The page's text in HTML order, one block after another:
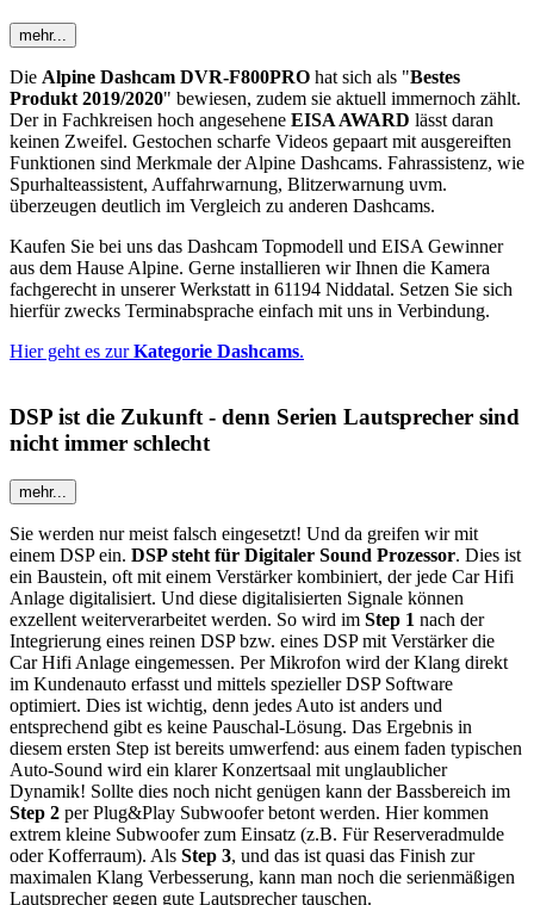
mehr...
Die Alpine Dashcam DVR-F800PRO hat sich als "Bestes
Produkt 2019/2020" bewiesen, zudem sie aktuell immernoch zählt.
Der in Fachkreisen hoch angesehene EISA AWARD lässt daran
keinen Zweifel. Gestochen scharfe Videos gepaart mit ausgereiften
Funktionen sind Merkmale der Alpine Dashcams. Fahrassistenz, wie
Spurhalteassistent, Auffahrwarnung, Blitzerwarnung uvm.
überzeugen deutlich im Vergleich zu anderen Dashcams.
Kaufen Sie bei uns das Dashcam Topmodell und EISA Gewinner
aus dem Hause Alpine. Gerne installieren wir Ihnen die Kamera
fachgerecht in unserer Werkstatt in 61194 Niddatal. Setzen Sie sich
hierfür zwecks Terminabsprache einfach mit uns in Verbindung.
Hier geht es zurKategorie Dashcams.
DSP ist die Zukunft - denn Serien Lautsprecher sind
nicht immer schlecht
mehr...
Sie werden nur meist falsch eingesetzt! Und da greifen wir mit
einem DSP ein. DSP steht für Digitaler Sound Prozessor. Dies ist
ein Baustein, oft mit einem Verstärker kombiniert, der jede Car Hifi
Anlage digitalisiert. Und diese digitalisierten Signale können
exzellent weiterverarbeitet werden. So wird im Step 1 nach der
Integrierung eines reinen DSP bzw. eines DSP mit Verstärker die
Car Hifi Anlage eingemessen. Per Mikrofon wird der Klang direkt
im Kundenauto erfasst und mittels spezieller DSP Software
optimiert. Dies ist wichtig, denn jedes Auto ist anders und
entsprechend gibt es keine Pauschal-Lösung. Das Ergebnis in
diesem ersten Step ist bereits umwerfend: aus einem faden typischen
Auto-Sound wird ein klarer Konzertsaal mit unglaublicher
Dynamik! Sollte dies noch nicht genügen kann der Bassbereich im
Step 2 per Plug&Play Subwoofer betont werden. Hier kommen
extrem kleine Subwoofer zum Einsatz (z.B. Für Reserveradmulde
oder Kofferraum). Als Step 3, und das ist quasi das Finish zur
maximalen Klang Verbesserung, kann man noch die serienmäßigen
Lautsprecher gegen gute Lautsprecher tauschen.